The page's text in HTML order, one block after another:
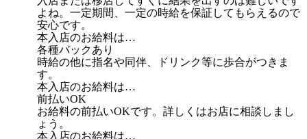
よね。一定期間、一定の時給を保証してもらえるので
安心です。
本入店のお給料は…
各種バックあり
時給の他に指名や同伴、ドリンク等に歩合がつきま
す。
本入店のお給料は…
前払いOK
お給料の前払いOKです。詳しくはお店に相談しまし
ょう。
本入店のお給料は…